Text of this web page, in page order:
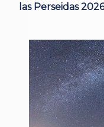
las Perseidas 2026